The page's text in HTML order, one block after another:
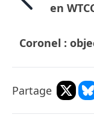
en
Coronel :
Partage